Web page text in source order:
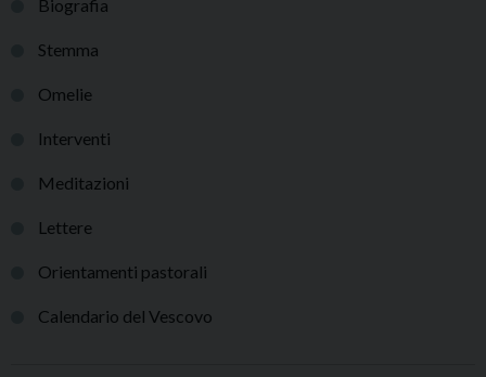
Biografia
Stemma
Omelie
Interventi
Meditazioni
Lettere
Orientamenti pastorali
Calendario del Vescovo